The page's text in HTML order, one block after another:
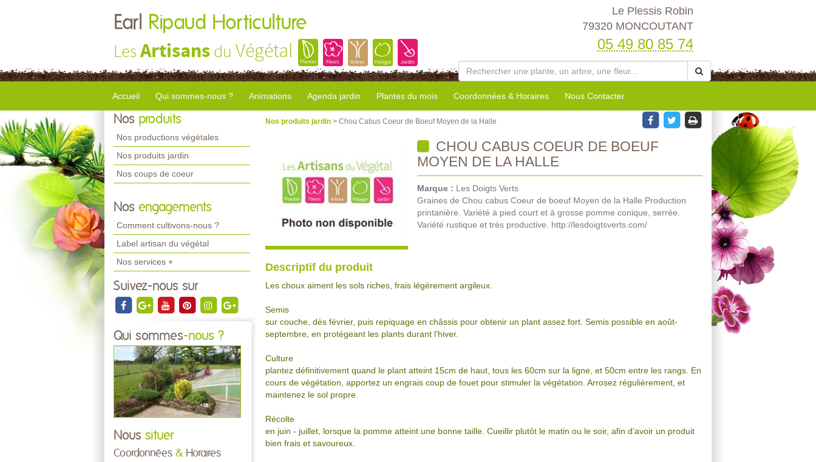
Earl Ripaud Horticulture
LesArtisans du Végétal
Le Plessis Robin
79320 MONCOUTANT
05 49 80 85 74
Accueil Qui sommes-nous ? Animations Agenda jardin Plantes du mois Coordonnées & Horaires Nous Contacter
Nos produits
Nos productions végétales
Nos produits jardin
Nos coups de coeur
Nos engagements
Comment cultivons-nous ?
Label artisan du végétal
Nos services +
Suivez-nous sur
Qui sommes-nous ?
Nous situer
Coordonnées & Horaires
Nos produits jardin > Chou Cabus Coeur de Boeuf Moyen de la Halle
CHOU CABUS COEUR DE BOEUF
MOYEN DE LA HALLE
Marque : Les Doigts Verts
Graines de Chou cabus Coeur de boeuf Moyen de la Halle Production
printanière. Variété à pied court et à grosse pomme conique, serrée.
Variété rustique et très productive. http://lesdoigtsverts.com/
Descriptif du produit
Les choux aiment les sols riches, frais légèrement argileux.
Semis
sur couche, dès février, puis repiquage en châssis pour obtenir un plant assez fort. Semis possible en août-
septembre, en protégeant les plants durant l’hiver.
Culture
plantez définitivement quand le plant atteint 15cm de haut, tous les 60cm sur la ligne, et 50cm entre les rangs. En
cours de végétation, apportez un engrais coup de fouet pour stimuler la végétation. Arrosez régulièrement, et
maintenez le sol propre.
Récolte
en juin - juillet, lorsque la pomme atteint une bonne taille. Cueillir plutôt le matin ou le soir, afin d’avoir un produit
bien frais et savoureux.